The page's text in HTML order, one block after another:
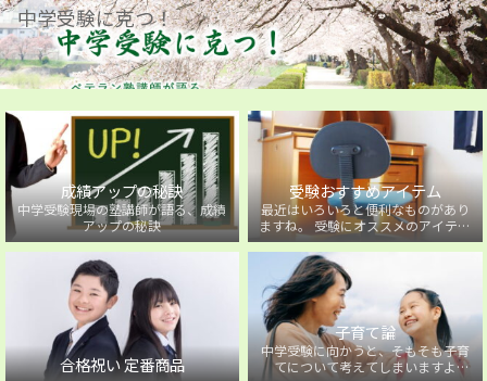
中学受験に克つ！
成績アップの秘訣
中学受験現場の塾講師が語る、成績
アップの秘訣
受験おすすめアイテム
最近はいろいろと便利なものがあり
ますね。 受験にオススメのアイテム
を紹介しています。
合格祝い 定番商品
子育て論
中学受験に向かうと、そもそも子育
てについて考えてしまいますよ